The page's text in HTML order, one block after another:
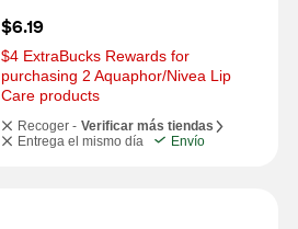
$6.19
$4 ExtraBucks Rewards for
purchasing 2 Aquaphor/Nivea Lip
Care products
Recoger - Verificar más tiendas
Entrega el mismo día
Envío